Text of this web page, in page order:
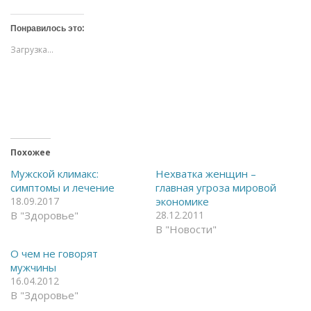
и
т
е
ч
т
ь
а
F
a
c
e
b
o
(
О
т
к
р
ы
в
и
т
е
с
я
в
l
a
m
к
Понравилось это:
Загрузка...
Похожее
Мужской климакс:
симптомы и лечение
18.09.2017
В "Здоровье"
Нехватка женщин –
главная угроза мировой
экономике
28.12.2011
В "Новости"
О чем не говорят
мужчины
16.04.2012
В "Здоровье"